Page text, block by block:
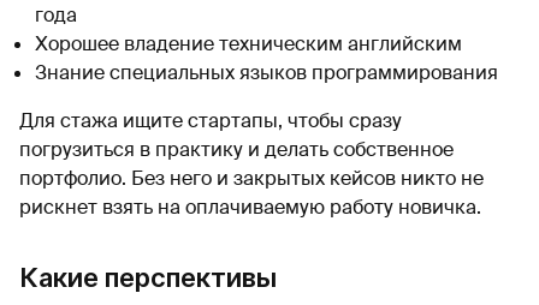
года
Хорошее владение техническим английским
Знание специальных языков программирования
Для стажа ищите стартапы, чтобы сразу
погрузиться в практику и делать собственное
портфолио. Без него и закрытых кейсов никто не
рискнет взять на оплачиваемую работу новичка.
Какие перспективы